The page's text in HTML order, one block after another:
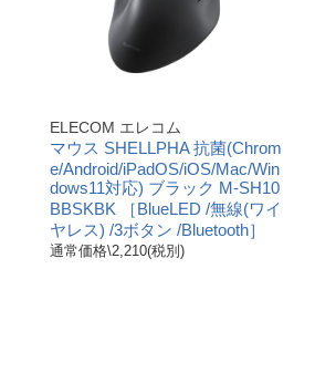
ELECOM エレコム
マウス SHELLPHA 抗菌(Chrom
e/Android/iPadOS/iOS/Mac/Win
dows11対応) ブラック M-SH10
BBSKBK ［BlueLED /無線(ワイ
ヤレス) /3ボタン /Bluetooth］
通常価格\2,210(税別)